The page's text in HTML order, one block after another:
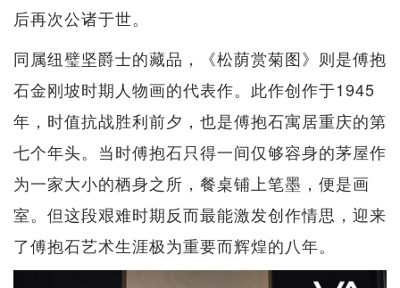
后再次公诸于世。
同属纽璧坚爵士的藏品，《松荫赏菊图》则是傅抱
石金刚坡时期人物画的代表作。此作创作于1945
年，时值抗战胜利前夕，也是傅抱石寓居重庆的第
七个年头。当时傅抱石只得一间仅够容身的茅屋作
为一家大小的栖身之所，餐桌铺上笔墨，便是画
室。但这段艰难时期反而最能激发创作情思，迎来
了傅抱石艺术生涯极为重要而辉煌的八年。